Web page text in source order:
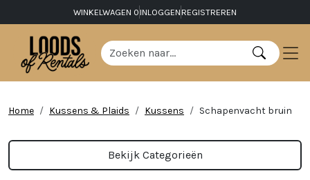
WINKELWAGEN 0 INLOGGEN REGISTREREN
Home Kussens & Plaids Kussens Schapenvacht bruin
Bekijk Categorieën